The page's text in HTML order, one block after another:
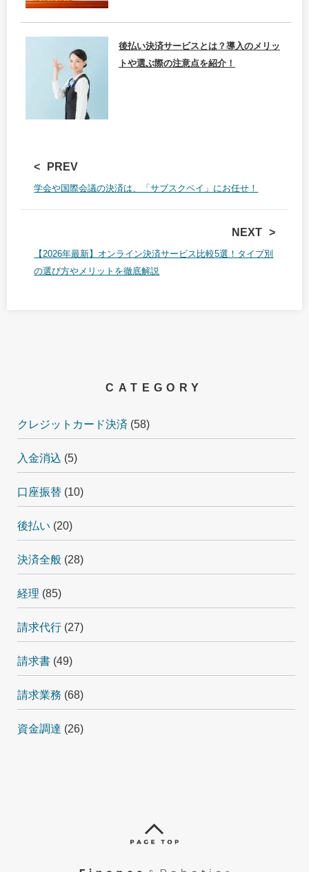
後払い決済サービスとは？導入のメリッ
トや選ぶ際の注意点を紹介！
PREV
学会や国際会議の決済は、「サブスクペイ」にお任せ！
NEXT
【2026年最新】オンライン決済サービス比較5選！タイプ別
の選び方やメリットを徹底解説
CATEGORY
クレジットカード決済 (58)
入金消込 (5)
口座振替 (10)
後払い (20)
決済全般 (28)
経理 (85)
請求代行 (27)
請求書 (49)
請求業務 (68)
資金調達 (26)